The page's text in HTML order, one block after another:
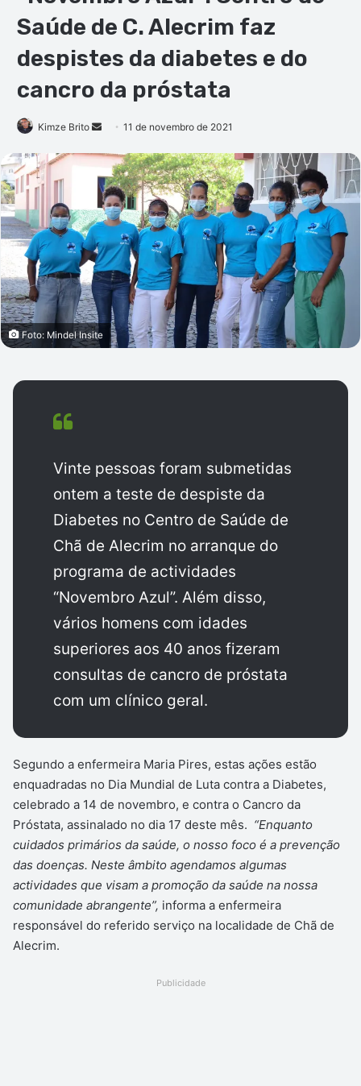
Saúde de C. Alecrim faz
despistes da diabetes e do
cancro da próstata
Kimze Brito
Mande
mail
11 de novembro de 2021
Foto: Mindel Insite
Vinte pessoas foram submetidas
ontem a teste de despiste da
Diabetes no Centro de Saúde de
Chã de Alecrim no arranque do
programa de actividades
“Novembro Azul”. Além disso,
vários homens com idades
superiores aos 40 anos fizeram
consultas de cancro de próstata
com um clínico geral.
Segundo a enfermeira Maria Pires, estas ações estão
enquadradas no Dia Mundial de Luta contra a Diabetes,
celebrado a 14 de novembro, e contra o Cancro da
Próstata, assinalado no dia 17 deste mês. “Enquanto
cuidados primários da saúde, o nosso foco é a prevenção
das doenças. Neste âmbito agendamos algumas
actividades que visam a promoção da saúde na nossa
comunidade abrangente”, informa a enfermeira
responsável do referido serviço na localidade de Chã de
Alecrim.
Publicidade